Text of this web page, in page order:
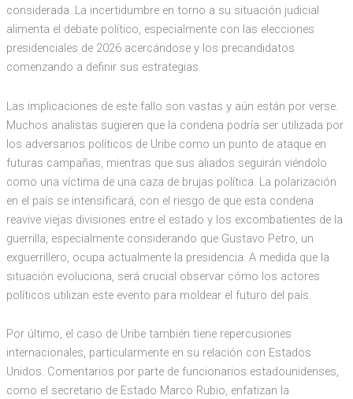
considerada. La incertidumbre en torno a su situación judicial
alimenta el debate político, especialmente con las elecciones
presidenciales de 2026 acercándose y los precandidatos
comenzando a definir sus estrategias.
Las implicaciones de este fallo son vastas y aún están por verse.
Muchos analistas sugieren que la condena podría ser utilizada por
los adversarios políticos de Uribe como un punto de ataque en
futuras campañas, mientras que sus aliados seguirán viéndolo
como una víctima de una caza de brujas política. La polarización
en el país se intensificará, con el riesgo de que esta condena
reavive viejas divisiones entre el estado y los excombatientes de la
guerrilla, especialmente considerando que Gustavo Petro, un
exguerrillero, ocupa actualmente la presidencia. A medida que la
situación evoluciona, será crucial observar cómo los actores
políticos utilizan este evento para moldear el futuro del país.
Por último, el caso de Uribe también tiene repercusiones
internacionales, particularmente en su relación con Estados
Unidos. Comentarios por parte de funcionarios estadounidenses,
como el secretario de Estado Marco Rubio, enfatizan la